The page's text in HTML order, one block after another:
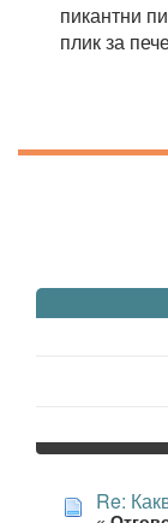
пикантни
плик за
Re: